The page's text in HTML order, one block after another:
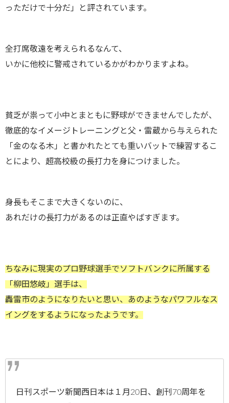
っただけで十分だ」と評されています。
全打席敬遠を考えられるなんて、
いかに他校に警戒されているかがわかりますよね。
貧乏が祟って小中とまともに野球ができませんでしたが、
徹底的なイメージトレーニングと父・雷蔵から与えられた
「金のなる木」と書かれたとても重いバットで練習するこ
とにより、超高校級の長打力を身につけました。
身長もそこまで大きくないのに、
あれだけの長打力があるのは正直やばすぎます。
ちなみに現実のプロ野球選手でソフトバンクに所属する
「柳田悠岐」選手は、
轟雷市のようになりたいと思い、あのようなパワフルなス
イングをするようになったようです。
日刊スポーツ新聞西日本は１月20日、創刊70周年を